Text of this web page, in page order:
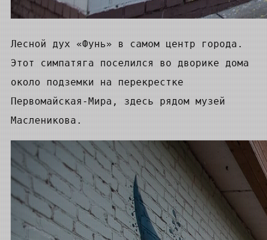
Лесной дух «Фунь» в самом центр города.
Этот симпатяга поселился во дворике дома
около подземки на перекрестке
Первомайская-Мира, здесь рядом музей
Масленикова.